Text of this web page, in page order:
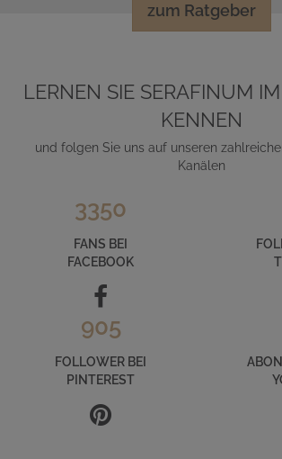
zum Ratgeber
LERNEN SIE SERAFINUM
KENNEN
und folgen Sie uns auf unseren
Kanälen
3350
FANS BEI
FACEBOOK
905
FOLLOWER BEI
PINTEREST